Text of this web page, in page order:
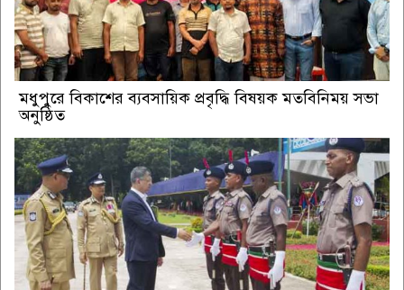
মধুপুরে বিকাশের ব্যবসায়িক প্রবৃদ্ধি বিষয়ক মতবিনিময় সভা
অনুষ্ঠিত